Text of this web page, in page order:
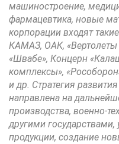
машиностроение,
фармацевтика, новые
корпорации входят
КАМАЗ, ОАК, «Вертолеты
«Швабе», Концерн
комплексы»,
и др. Стратегия
направлена на
производства, военно-
другими
продукции, создание